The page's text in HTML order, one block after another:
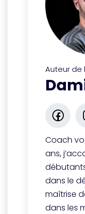
Auteur de
Coach
ans,
dans le
maîtrise
dans les